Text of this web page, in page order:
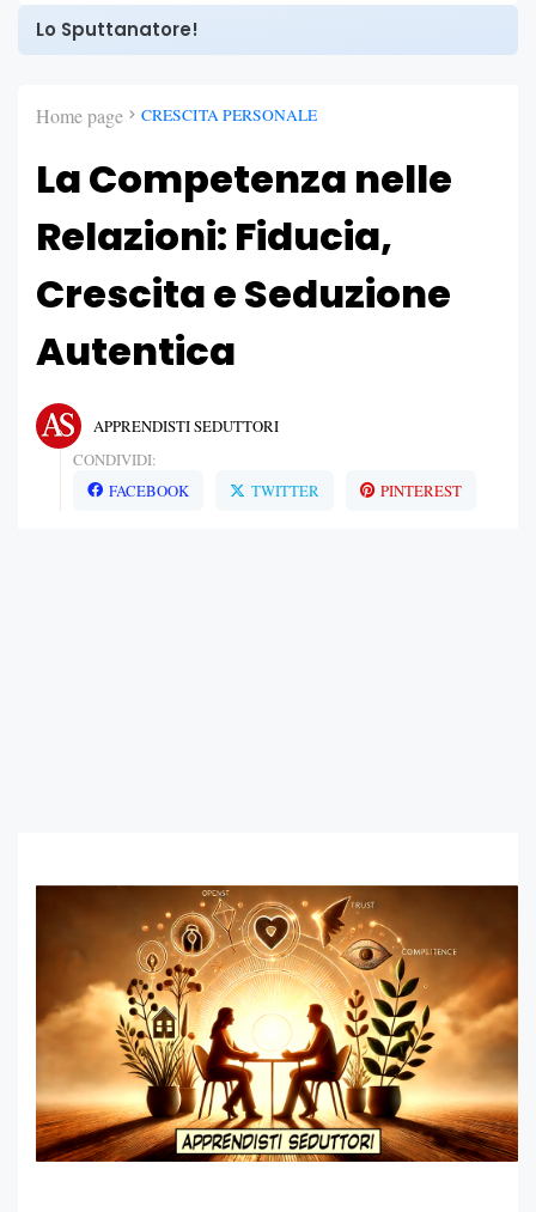
Lo Sputtanatore!
Home page CRESCITA PERSONALE
La Competenza nelle
Relazioni: Fiducia,
Crescita e Seduzione
Autentica
APPRENDISTI SEDUTTORI
CONDIVIDI:
FACEBOOK
TWITTER PINTEREST